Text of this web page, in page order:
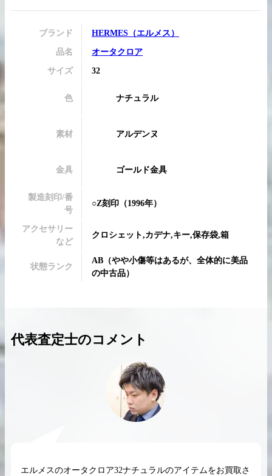
買取実績はこちらから
希少なリザード素材のバーキンの買取価格や
ブランド HERMES （エルメス ）
品名 オータクロア
サイズ 32
色 ナチュラル
素材 アルデンヌ
金具 ゴールド金具
製造刻印/番
号
○Z刻印 （1996年）
アクセサリー
など
クロシェット,カデナ,キー,保存袋,箱
状態ランク
AB （やや小傷等はあるが、全体的に美品
の中古品）
代表査定士のコメント
エルメスのオータクロア32ナチュラルのアイテムをお買取さ